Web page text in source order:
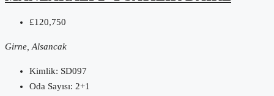
£120,750
Girne, Alsancak
Kimlik: SD097
Oda Sayısı: 2+1